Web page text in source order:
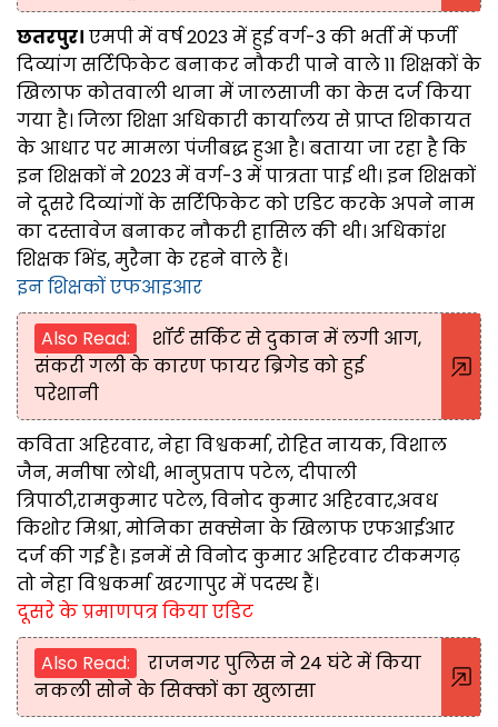
छतरपुर। एमपी में वर्ष 2023 में हुई वर्ग-3 की भर्ती में फर्जी
दिव्यांग सर्टिफिकेट बनाकर नौकरी पाने वाले 11 शिक्षकों के
खिलाफ कोतवाली थाना में जालसाजी का केस दर्ज किया
गया है। जिला शिक्षा अधिकारी कार्यालय से प्राप्त शिकायत
के आधार पर मामला पंजीबद्ध हुआ है। बताया जा रहा है कि
इन शिक्षकों ने 2023 में वर्ग-3 में पात्रता पाई थी। इन शिक्षकों
ने दूसरे दिव्यांगों के सर्टिफिकेट को एडिट करके अपने नाम
का दस्तावेज बनाकर नौकरी हासिल की थी। अधिकांश
शिक्षक भिंड, मुरैना के रहने वाले हैं।
इन शिक्षकों एफआइआर
Also Read:
शॉर्ट सर्किट से दुकान में लगी आग,
संकरी गली के कारण फायर ब्रिगेड को हुई
परेशानी
कविता अहिरवार, नेहा विश्वकर्मा, रोहित नायक, विशाल
जैन, मनीषा लोधी, भानुप्रताप पटेल, दीपाली
त्रिपाठी,रामकुमार पटेल, विनोद कुमार अहिरवार,अवध
किशोर मिश्रा, मोनिका सक्सेना के खिलाफ एफआईआर
दर्ज की गई है। इनमें से विनोद कुमार अहिरवार टीकमगढ़
तो नेहा विश्वकर्मा खरगापुर में पदस्थ हैं।
दूसरे के प्रमाणपत्र किया एडिट
Also Read:
राजनगर पुलिस ने 24 घंटे में किया
नकली सोने के सिक्कों का खुलासा